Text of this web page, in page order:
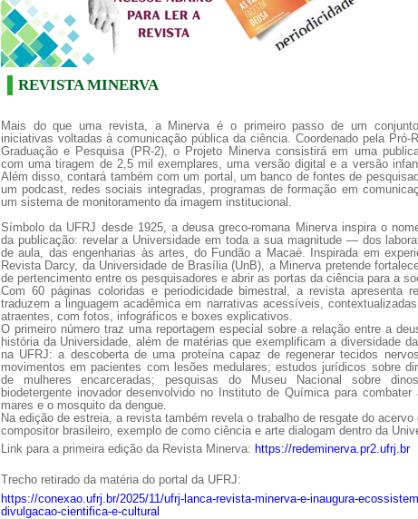
REVISTA MINERVA
Mais do que uma revista, a Minerva é o primeiro passo de um
iniciativas voltadas à comunicação pública da ciência. Coordenado pela Pró-
Graduação e Pesquisa (PR-2), o Projeto Minerva consistirá em uma
com uma tiragem de 2,5 mil exemplares, uma versão digital e a versão
Além disso, contará também com um portal, um banco de fontes de
um podcast, redes sociais integradas, programas de formação em
um sistema de monitoramento da imagem institucional.
Símbolo da UFRJ desde 1925, a deusa greco-romana Minerva inspira o
da publicação: revelar a Universidade em toda a sua magnitude — dos
de aula, das engenharias às artes, do Fundão a Macaé. Inspirada em
Revista Darcy, da Universidade de Brasília (UnB), a Minerva pretende
de pertencimento entre os pesquisadores e abrir as portas da ciência para a
Com 60 páginas coloridas e periodicidade bimestral, a revista apresenta
traduzem a linguagem acadêmica em narrativas acessíveis,
atraentes, com fotos, infográficos e boxes explicativos.
O primeiro número traz uma reportagem especial sobre a relação entre a
história da Universidade, além de matérias que exemplificam a diversidade
na UFRJ: a descoberta de uma proteína capaz de regenerar tecidos
movimentos em pacientes com lesões medulares; estudos jurídicos sobre
de mulheres encarceradas; pesquisas do Museu Nacional sobre
biodetergente inovador desenvolvido no Instituto de Química para combater
mares e o mosquito da dengue.
Na edição de estreia, a revista também revela o trabalho de resgate do acervo
compositor brasileiro, exemplo de como ciência e arte dialogam dentro da
Link para a primeira edição da Revista Minerva: https://redeminerva.pr2.ufrj.br
Trecho retirado da matéria do portal da UFRJ:
https://conexao.ufrj.br/2025/11/ufrj-lanca-revista-minerva-e-inaugura-
divulgacao-cientifica-e-cultural
PR-7 Canal Youtube
https://www.youtube.com/channel/
Guia de boas práticas